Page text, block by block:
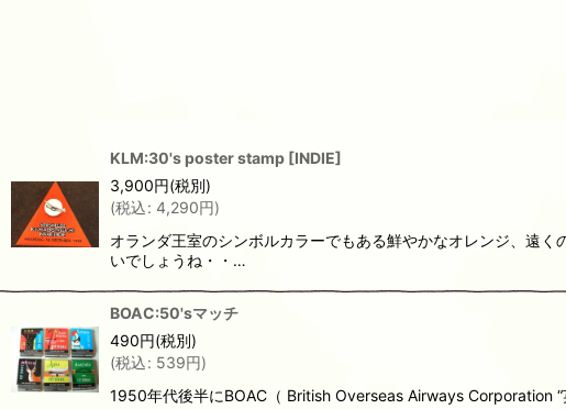
KLM:30's poster stamp [INDIE]
3,900円(税別)
(税込: 4,290円)
オランダ王室のシンボルカラーでもある鮮やかなオレンジ、遠
いでしょうね・・…
BOAC:50'sマッチ
490円(税別)
(税込: 539円)
1950年代後半にBOAC（ British Overseas Airways Corporation